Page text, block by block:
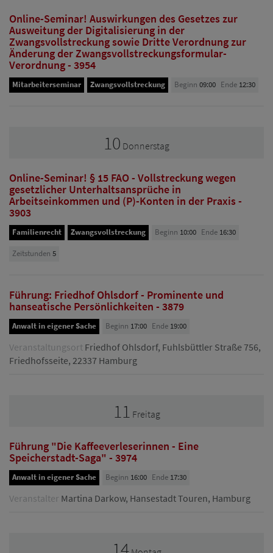
Online-Seminar! Auswirkungen des Gesetzes zur
Ausweitung der Digitalisierung in der
Zwangsvollstreckung sowie Dritte Verordnung zur
Änderung der Zwangsvollstreckungsformular-
Verordnung - 3954
Mitarbeiterseminar Zwangsvollstreckung Beginn 09:00 Ende 12:30
10 Donnerstag
Online-Seminar! § 15 FAO - Vollstreckung wegen
gesetzlicher Unterhaltsansprüche in
Arbeitseinkommen und (P)-Konten in der Praxis -
3903
Familienrecht Zwangsvollstreckung Beginn 10:00 Ende 16:30
Zeitstunden 5
Führung: Friedhof Ohlsdorf - Prominente und
hanseatische Persönlichkeiten - 3879
Anwalt in eigener Sache Beginn 17:00 Ende 19:00
Veranstaltungsort Friedhof Ohlsdorf, Fuhlsbüttler Straße 756,
Friedhofsseite, 22337 Hamburg
11 Freitag
Führung "Die Kaffeeverleserinnen - Eine
Speicherstadt-Saga" - 3974
Anwalt in eigener Sache Beginn 16:00 Ende 17:30
Veranstalter Martina Darkow, Hansestadt Touren, Hamburg